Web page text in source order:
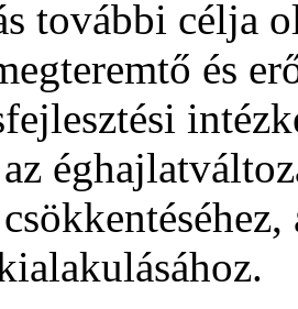
további célja
és